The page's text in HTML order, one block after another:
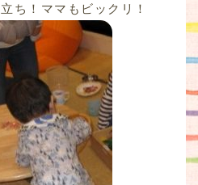
ち！ママもビックリ！